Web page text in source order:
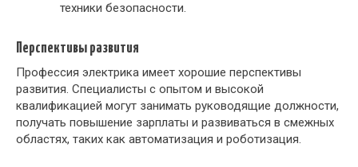
техники безопасности.
Перспективы развития
Профессия электрика имеет хорошие перспективы
развития. Специалисты с опытом и высокой
квалификацией могут занимать руководящие должности,
получать повышение зарплаты и развиваться в смежных
областях, таких как автоматизация и роботизация.